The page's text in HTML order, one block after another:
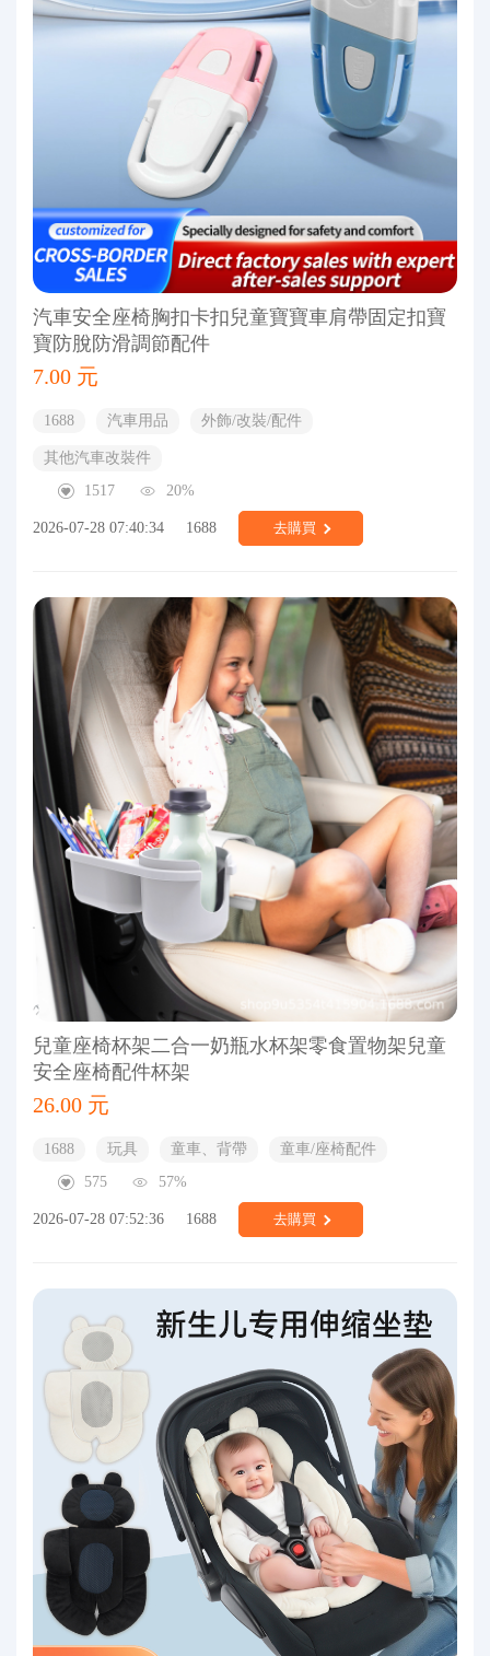
汽車安全座椅胸扣卡扣兒童寶寶車肩帶固定扣寶
寶防脫防滑調節配件
7.00 元
1688 汽車用品 外飾/改裝/配件
其他汽車改裝件
1517
20%
2026-07-28 07:40:34 1688 去購買
兒童座椅杯架二合一奶瓶水杯架零食置物架兒童
安全座椅配件杯架
26.00 元
1688 玩具 童車、背帶
童車/座椅配件
575
57%
2026-07-28 07:52:36 1688 去購買